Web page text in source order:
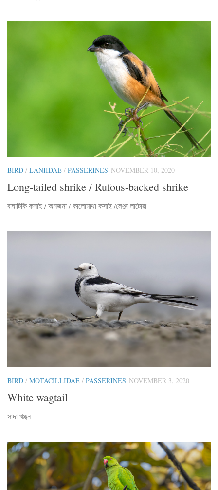
BIRD / LANIIDAE / PASSERINES NOVEMBER 10, 2020
Long-tailed shrike / Rufous-backed shrike
বাঘাটিকি কসাই / অনজনা / কালোমাথা কসাই /লেঞ্জা লাটোরা
BIRD / MOTACILLIDAE / PASSERINES NOVEMBER 3, 2020
White wagtail
সাদা খঞ্জন